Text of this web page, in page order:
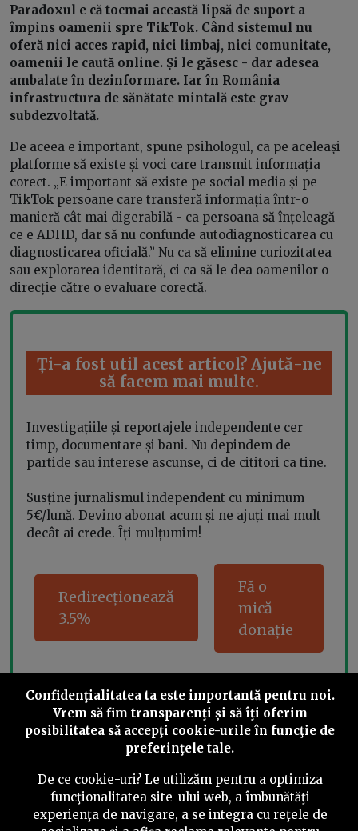
Paradoxul e că tocmai această lipsă de suport a
împins oamenii spre TikTok. Când sistemul nu
oferă nici acces rapid, nici limbaj, nici comunitate,
oamenii le caută online. Și le găsesc - dar adesea
ambalate în dezinformare. Iar în România
infrastructura de sănătate mintală este grav
subdezvoltată.
De aceea e important, spune psihologul, ca pe aceleași
platforme să existe și voci care transmit informația
corect. „E important să existe pe social media și pe
TikTok persoane care transferă informația într-o
manieră cât mai digerabilă - ca persoana să înțeleagă
ce e ADHD, dar să nu confunde autodiagnosticarea cu
diagnosticarea oficială.” Nu ca să elimine curiozitatea
sau explorarea identitară, ci ca să le dea oamenilor o
direcție către o evaluare corectă.
Ți-a fost util acest articol? Ajută-ne
să facem mai multe.
Investigațiile și reportajele independente cer
timp, documentare și bani. Nu depindem de
partide sau interese ascunse, ci de cititori ca tine.
Susține jurnalismul independent cu minimum
5€/lună. Devino abonat acum și ne ajuți mai mult
decât ai crede. Îți mulțumim!
Redirecționează
3.5%
Fă o
mică
donație
Share this
©2026 PressOne.ro
Confidenţialitatea ta este importantă pentru noi.
Vrem să fim transparenţi și să îţi oferim
posibilitatea să accepţi cookie-urile în funcţie de
preferinţele tale.
De ce cookie-uri? Le utilizăm pentru a optimiza
funcţionalitatea site-ului web, a îmbunătăţi
experienţa de navigare, a se integra cu reţele de